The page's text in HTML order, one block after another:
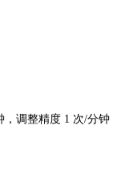
，调整精度 1 次/分钟